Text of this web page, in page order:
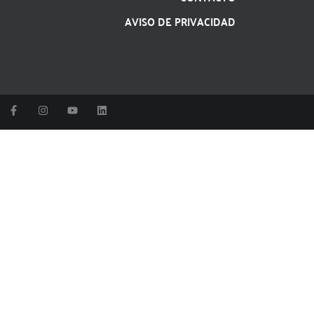
AVISO DE PRIVACIDAD